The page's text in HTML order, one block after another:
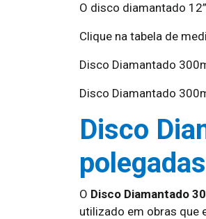
O disco diamantado
Clique na tabela de
Disco Diamantado
Disco Diamantado
Disco
polegadas
O Disco Diamantado
utilizado em obras que